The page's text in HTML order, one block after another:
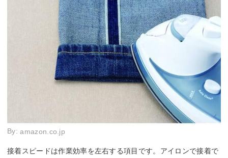
By:amazon.co.jp
接着スピードは作業効率を左右する項目です。アイロンで接着で